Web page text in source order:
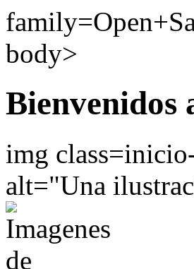
body>
Bienvenidos
img
alt="Una